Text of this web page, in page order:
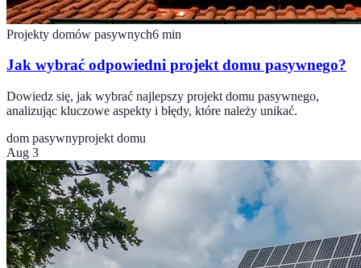
Projekty domów pasywnych6 min
Jak wybrać odpowiedni projekt domu pasywnego?
Dowiedz się, jak wybrać najlepszy projekt domu pasywnego,
analizując kluczowe aspekty i błędy, które należy unikać.
dom pasywnyprojekt domu
Aug 3